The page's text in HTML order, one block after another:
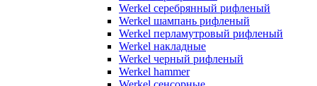
Werkel серебрянный рифленый
Werkel шампань рифленый
Werkel перламутровый рифленый
Werkel накладные
Werkel черный рифленый
Werkel hammer